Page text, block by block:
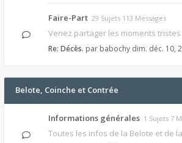
Faire-Part 29 Sujets 113 Messages
Venez partager les moments
Re: Décès. par babochy dim. déc. 10,
Belote, Coinche et Contrée
Informations générales 1 Sujets 7
Toutes les infos de la Belote et de